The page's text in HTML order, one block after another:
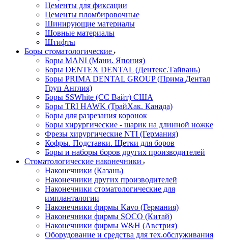
Цементы для фиксации
Цементы пломбировочные
Шинирующие материалы
Шовные материалы
Штифты
Боры стоматологические
Боры MANI (Мани. Япония)
Боры DENTEX DENTAL (Дентекс.Тайвань)
Боры PRIMA DENTAL GROUP (Прима Дентал
Груп Англия)
Боры SSWhite (СС Вайт) США
Боры TRI HAWK (ТрайХак. Канада)
Боры для разрезания коронок
Боры хирургические - шарик на длинной ножке
Фрезы хирургические NTI (Германия)
Кофры. Подставки. Щетки для боров
Боры и наборы боров других производителей
Стоматологические наконечники
Наконечники (Казань)
Наконечники других производителей
Наконечники стоматологические для
импланталогии
Наконечники фирмы Kavo (Германия)
Наконечники фирмы SOCO (Китай)
Наконечники фирмы W&H (Австрия)
Оборудование и средства для тех.обслуживания